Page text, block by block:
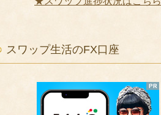
スワップ生活のFX口座